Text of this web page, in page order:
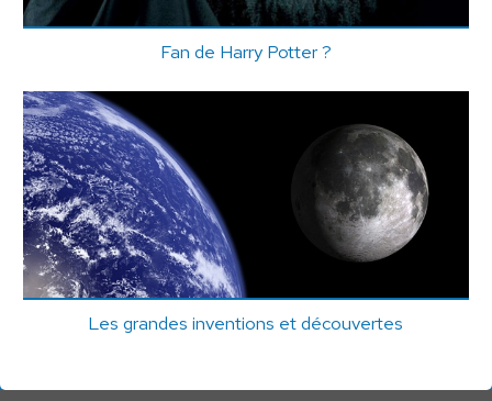
Fan de Harry Potter ?
Les grandes inventions et découvertes